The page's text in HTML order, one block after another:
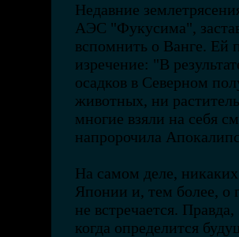
Недавние
АЭС "Фукусима",
вспомнить о Ванге. Ей
изречение: "В
осадков в Северном
животных, ни
многие взяли на себя
напророчила
На самом деле,
Японии и, тем более, о
не встречается.
когда определится